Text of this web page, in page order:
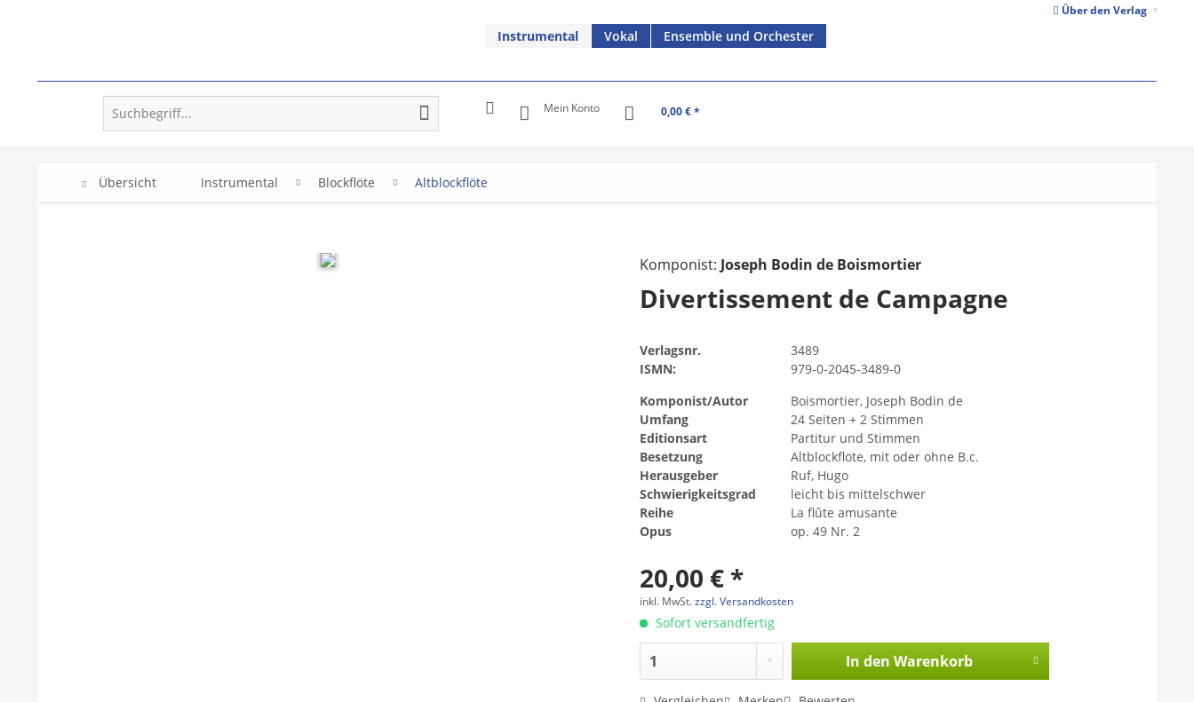
Über den Verlag
Instrumental Vokal Ensemble und Orchester
Mein Konto 0,00 € *
Übersicht Instrumental Blockflöte Altblockflöte
Komponist: Joseph Bodin de Boismortier
Divertissement de Campagne
Verlagsnr.
3489
ISMN:
979-0-2045-3489-0
Komponist/Autor
Boismortier, Joseph Bodin de
Umfang
24 Seiten + 2 Stimmen
Editionsart
Partitur und Stimmen
Besetzung
Altblockflöte, mit oder ohne B.c.
Herausgeber
Ruf, Hugo
Schwierigkeitsgrad
leicht bis mittelschwer
Reihe
La flûte amusante
Opus
op. 49 Nr. 2
20,00 € *
inkl. MwSt.zzgl. Versandkosten
Sofort versandfertig
In den Warenkorb